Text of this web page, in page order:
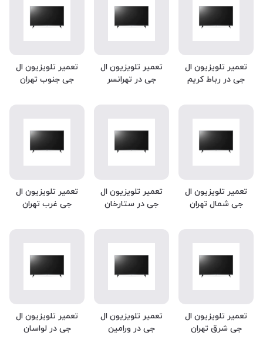
تعمیر تلویزیون ال
جی در رباط کریم
تعمیر تلویزیون ال
جی در تهرانسر
تعمیر تلویزیون ال
جی جنوب تهران
تعمیر تلویزیون ال
جی شمال تهران
تعمیر تلویزیون ال
جی در ستارخان
تعمیر تلویزیون ال
جی غرب تهران
تعمیر تلویزیون ال
جی شرق تهران
تعمیر تلویزیون ال
جی در ورامین
تعمیر تلویزیون ال
جی در لواسان